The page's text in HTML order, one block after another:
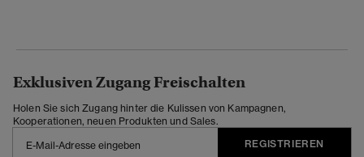
Exklusiven Zugang Freischalten
Holen Sie sich Zugang hinter die Kulissen von Kampagnen,
Kooperationen, neuen Produkten und Sales.
REGISTRIEREN